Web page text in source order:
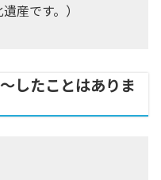
産です。）
したことはありま